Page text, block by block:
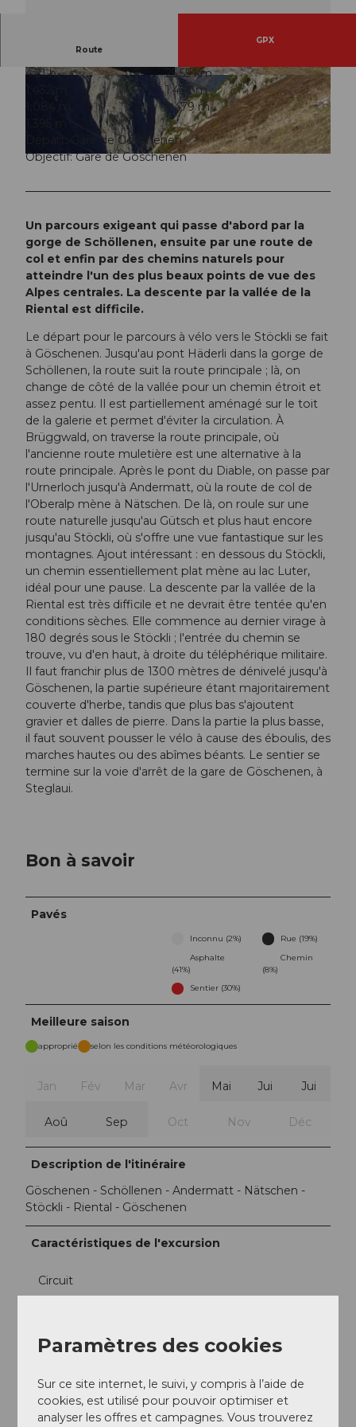
© ARE, Verein Urner Wanderwege | CC-BY
© ARE, Verein Urner Wanderwege | CC-BY © ARE, Verein Urner Wanderwege | CC-BY
Route
GPX
4:21 h
25,55 km
1.432 m
2.479 m
Départ: Gare de Göschenen
Objectif: Gare de Göschenen
Un parcours exigeant qui passe d'abord par la
gorge de Schöllenen, ensuite par une route de
col et enfin par des chemins naturels pour
atteindre l'un des plus beaux points de vue des
Alpes centrales. La descente par la vallée de la
Riental est difficile.
Le départ pour le parcours à vélo vers le Stöckli se fait
à Göschenen. Jusqu'au pont Häderli dans la gorge de
Schöllenen, la route suit la route principale ; là, on
change de côté de la vallée pour un chemin étroit et
assez pentu. Il est partiellement aménagé sur le toit
de la galerie et permet d'éviter la circulation. À
Brüggwald, on traverse la route principale, où
l'ancienne route muletière est une alternative à la
route principale. Après le pont du Diable, on passe par
l'Urnerloch jusqu'à Andermatt, où la route de col de
l'Oberalp mène à Nätschen. De là, on roule sur une
route naturelle jusqu'au Gütsch et plus haut encore
jusqu'au Stöckli, où s'offre une vue fantastique sur les
montagnes. Ajout intéressant : en dessous du Stöckli,
un chemin essentiellement plat mène au lac Luter,
idéal pour une pause. La descente par la vallée de la
Riental est très difficile et ne devrait être tentée qu'en
conditions sèches. Elle commence au dernier virage à
180 degrés sous le Stöckli ; l'entrée du chemin se
trouve, vu d'en haut, à droite du téléphérique militaire.
Il faut franchir plus de 1300 mètres de dénivelé jusqu'à
Göschenen, la partie supérieure étant majoritairement
couverte d'herbe, tandis que plus bas s'ajoutent
gravier et dalles de pierre. Dans la partie la plus basse,
il faut souvent pousser le vélo à cause des éboulis, des
marches hautes ou des abîmes béants. Le sentier se
termine sur la voie d'arrêt de la gare de Göschenen, à
Steglaui.
Bon à savoir
Pavés
Inconnu (2%)
Rue (19%)
Asphalte
(41%)
Chemin
(8%)
Sentier (30%)
Meilleure saison
approprié selon les conditions météorologiques
Jan Fév Mar Avr Mai Jui Jui
Aoû Sep Oct Nov Déc
Description de l'itinéraire
Göschenen - Schöllenen - Andermatt - Nätschen -
Stöckli - Riental - Göschenen
Caractéristiques de l'excursion
Circuit
Markus Fehlmann
Organisation
Verein Urner Wanderwege
Paramètres des cookies
Sur ce site internet, le suivi, y compris à l’aide de
cookies, est utilisé pour pouvoir optimiser et
analyser les offres et campagnes. Vous trouverez